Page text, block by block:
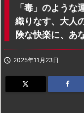
「毒」のよう
織りなす、大人
険な快楽に、あ
 2025年11月23日